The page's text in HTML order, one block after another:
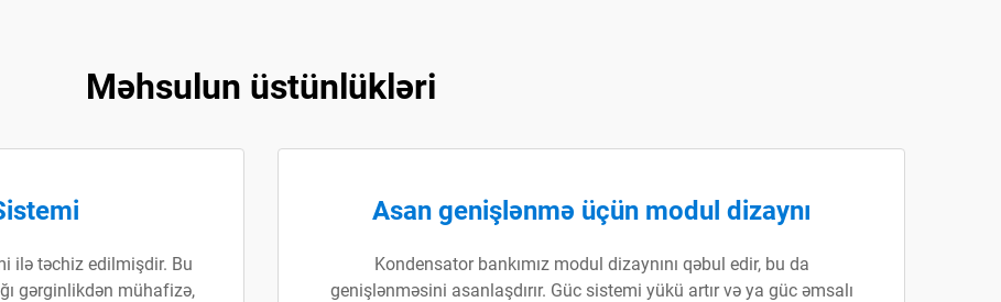
Məhsulun üstünlükləri
ilə təchiz edilmişdir. Bu
gərginlikdən mühafizə,
Asan genişlənmə üçün modul dizaynı
Kondensator bankımız modul dizaynını qəbul edir, bu da
genişlənməsini asanlaşdırır. Güc sistemi yükü artır və ya güc əmsalı